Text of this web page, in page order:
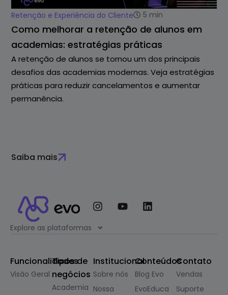
Retenção e Experiência do Cliente 5 min
Como melhorar a retenção de alunos em
academias: estratégias práticas
A retenção de alunos se tornou um dos principais
desafios das academias modernas. Veja estratégias
práticas para reduzir cancelamentos e aumentar
permanência.
Saiba mais
Explore as plataformas
Funcionalidades
Visão Geral
Tipos de
negócios
Academia
Institucional
Sobre nós
Nossa
Conteúdos
Blog Evo
EvoEduca
Contato
Vendas
Suporte